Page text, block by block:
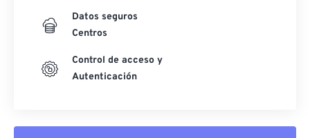
Datos seguros
Centros
Control de acceso y
Autenticación